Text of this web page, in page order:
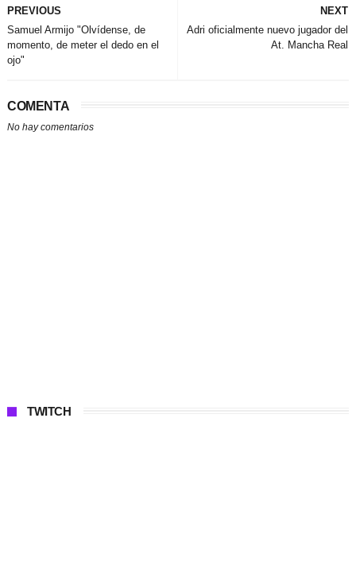
NEXT
Adri oficialmente nuevo jugador del
At. Mancha Real
PREVIOUS
Samuel Armijo "Olvídense, de
momento, de meter el dedo en el
ojo"
COMENTA
No hay comentarios
TWITCH